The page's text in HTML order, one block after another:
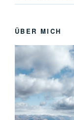
ÜBER MICH